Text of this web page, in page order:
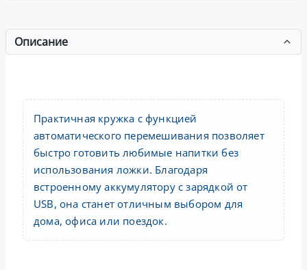
Описание
Практичная кружка с функцией
автоматического перемешивания позволяет
быстро готовить любимые напитки без
использования ложки. Благодаря
встроенному аккумулятору с зарядкой от
USB, она станет отличным выбором для
дома, офиса или поездок.